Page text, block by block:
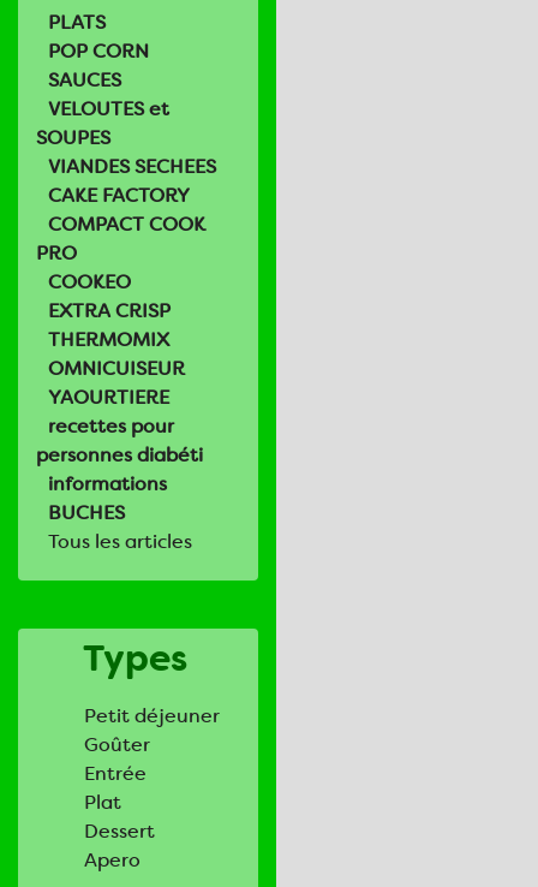
PLATS
POP CORN
SAUCES
VELOUTES et
SOUPES
VIANDES SECHEES
CAKE FACTORY
COMPACT COOK
PRO
COOKEO
EXTRA CRISP
THERMOMIX
OMNICUISEUR
YAOURTIERE
recettes pour
personnes diabéti
informations
BUCHES
Tous les articles
Types
Petit déjeuner
Goûter
Entrée
Plat
Dessert
Apero